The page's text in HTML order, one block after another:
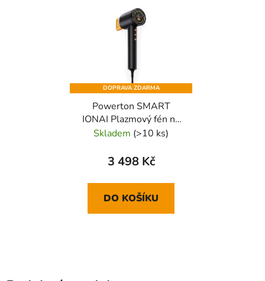
DOPRAVA ZDARMA
Powerton SMART
IONAI Plazmový fén na
vlasy s ionizací a AI,
Skladem (>10 ks)
3 498 Kč
DO KOŠÍKU